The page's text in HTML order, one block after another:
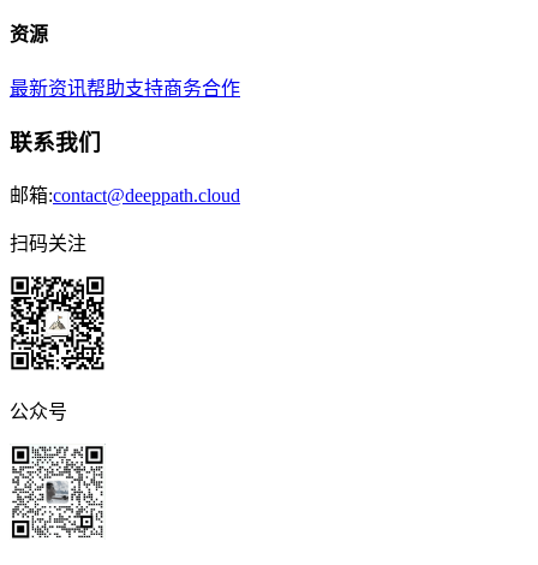
资源
最新资讯帮助支持商务合作
联系我们
邮箱:contact@deeppath.cloud
扫码关注
公众号